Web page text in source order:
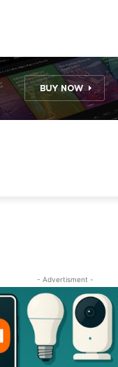
- Advertisment -